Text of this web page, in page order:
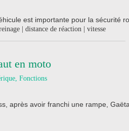
est importante pour la sécurité
| distance de réaction | vitesse
en moto
Fonctions
après avoir franchi une rampe,